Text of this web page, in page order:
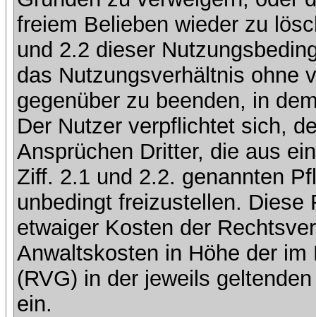
freiem Belieben wieder zu
und 2.2 dieser
das Nutzungsverhältnis ohne
gegenüber zu beenden, in
Der Nutzer verpflichtet sich,
Ansprüchen Dritter, die aus
Ziff. 2.1 und 2.2. genannten
unbedingt freizustellen.
etwaiger Kosten der
Anwaltskosten in Höhe der
(RVG) in der jeweils
ein.